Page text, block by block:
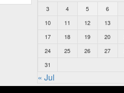
3
4 5 6
10
11 12 13
17
18 19 20
24
25 26 27
31
« Jul